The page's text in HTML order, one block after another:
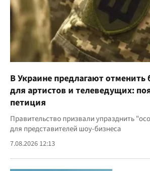
В Украине предлагают отменить
для артистов и телеведущих:
петиция
Правительство призвали упразднить
для представителей шоу-бизнеса
7.08.2026 12:13